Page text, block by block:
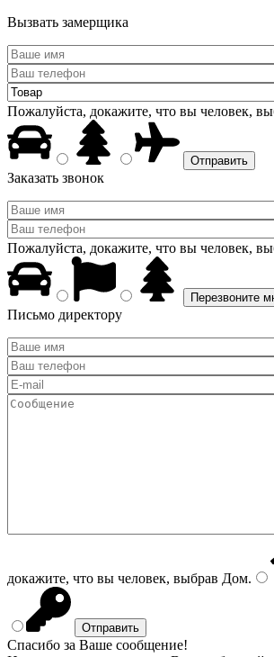
Вызвать замерщика
Пожалуйста, докажите, что вы человек,
Заказать звонок
Пожалуйста, докажите, что вы человек,
Письмо директору
докажите, что вы человек, выбрав Дом.
Спасибо за Ваше сообщение!